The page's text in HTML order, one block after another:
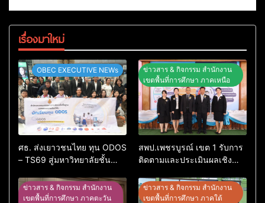
เรื่องมาใหม่
OBEC EXECUTIVE NEWs
ศธ. ส่งเยาวชนไทย ทุน ODOS
– TS69 สู่มหาวิทยาลัยชั้นนำ
คนคุณภาพพร้อมกลับมา
พัฒนาประเทศ
ข่าวสาร & กิจกรรม สำนักงาน
เขตพื้นที่การศึกษา ภาคเหนือ
สพป.เพชรบูรณ์ เขต 1 รับการ
ติดตามและประเมินผลเชิง
ต้นแบบ” ระดับประเทศ รุ่นที่ 3
ประจำปีงบประมาณ พ.ศ.
ข่าวสาร & กิจกรรม สำนักงาน
เขตพื้นที่การศึกษา ภาคตะวัน
ข่าวสาร & กิจกรรม สำนักงาน
เขตพื้นที่การศึกษา ภาคใต้